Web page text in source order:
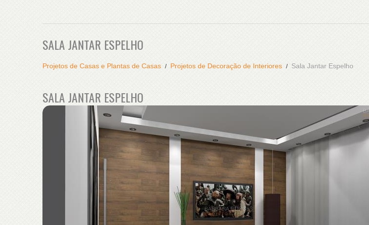
SALA JANTAR ESPELHO
Projetos de Casas e Plantas de Casas Projetos de Decoração de Interiores Sala Jantar Espelho
SALA JANTAR ESPELHO